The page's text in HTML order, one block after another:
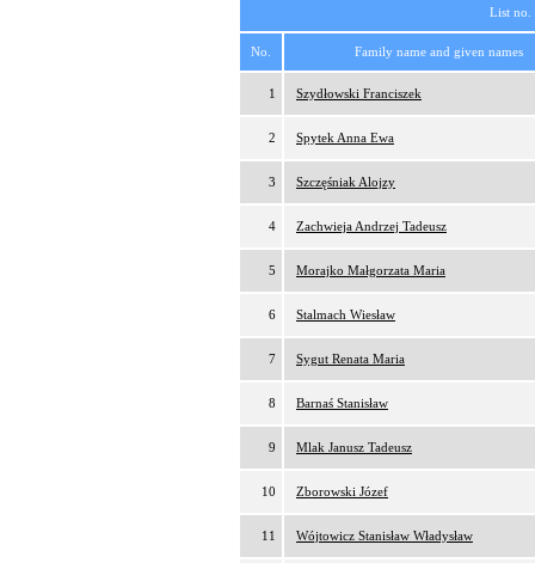
List
No. Family name and given names
1 Szydłowski Franciszek
2 Spytek Anna Ewa
3 Szczęśniak Alojzy
4 Zachwieja Andrzej Tadeusz
5 Morajko Małgorzata Maria
6 Stalmach Wiesław
7 Sygut Renata Maria
8 Barnaś Stanisław
9 Mlak Janusz Tadeusz
10 Zborowski Józef
11 Wójtowicz Stanisław Władysław